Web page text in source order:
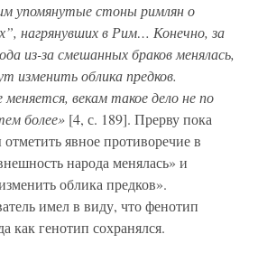
упомянутые стоны римлян о
нагрянувших в Рим… Конечно, за
из-за смешанных браков менялась,
изменить облика предков.
меняется, векам такое дело не по
более» [4, с. 189]. Прерву пока
явное противоречие в
народа менялась» и
облика предков».
имел в виду, что фенотип
как генотип сохранялся.